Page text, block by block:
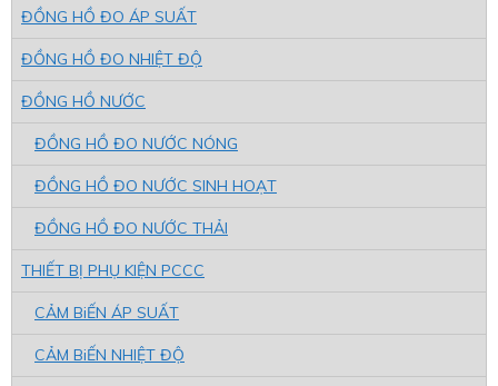
ĐỒNG HỒ ĐO ÁP SUẤT
ĐỒNG HỒ ĐO NHIỆT ĐỘ
ĐỒNG HỒ NƯỚC
ĐỒNG HỒ ĐO NƯỚC NÓNG
ĐỒNG HỒ ĐO NƯỚC SINH HOẠT
ĐỒNG HỒ ĐO NƯỚC THẢI
THIẾT BỊ PHỤ KIỆN PCCC
CẢM BiẾN ÁP SUẤT
CẢM BiẾN NHIỆT ĐỘ